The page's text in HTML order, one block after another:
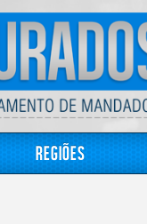
Regiões